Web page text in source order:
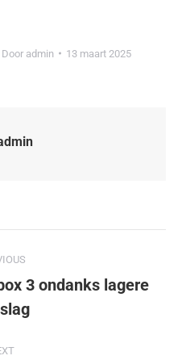
Door admin 13 maart 2025
3 ondanks lagere